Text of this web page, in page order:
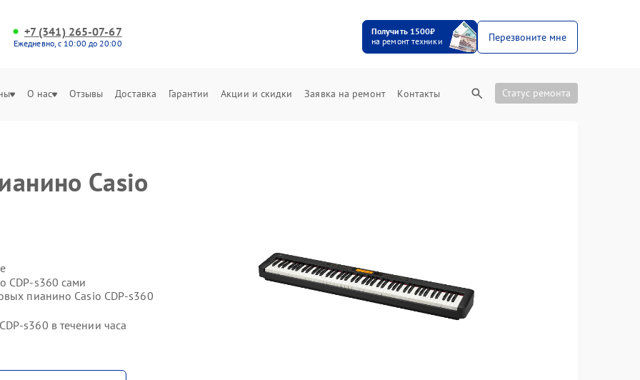
+7 (341) 265-07-67
Ежедневно, с 10:00 до 20:00
Получить 1500₽
на ремонт техники
Перезвоните мне
О нас Отзывы Доставка Гарантии Акции и скидки Заявка на ремонт Контакты Статус ремонта
Casio
CDP-s360 сами
пианино Casio CDP-s360
s360 в течении часа